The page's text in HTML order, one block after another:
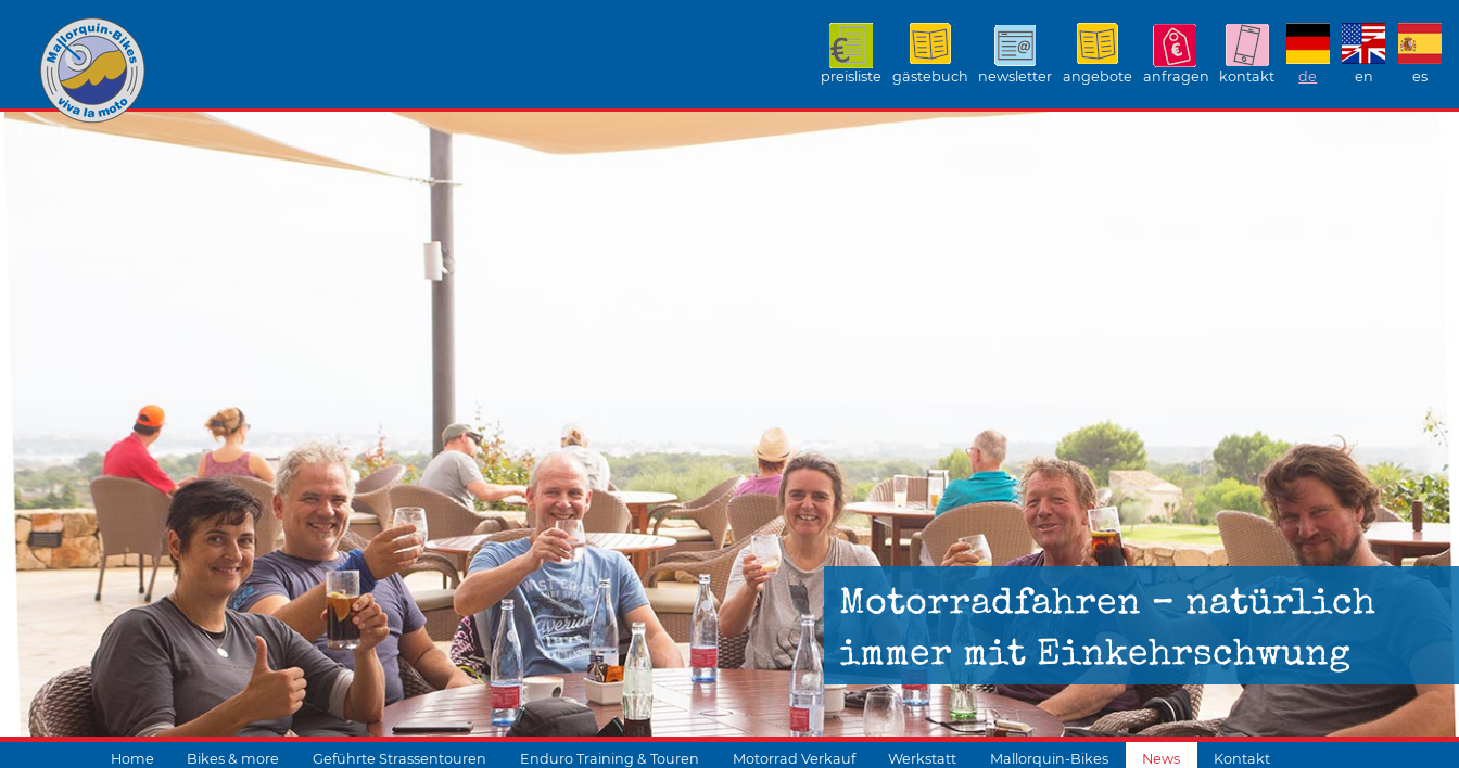
preisliste gästebuch newsletter angebote anfragen kontakt de en es
Motorradfahren – natürlich
immer mit Einkehrschwung
1
Home Bikes & more Geführte Strassentouren Enduro Training & Touren Motorrad Verkauf Werkstatt Mallorquin-Bikes News Kontakt